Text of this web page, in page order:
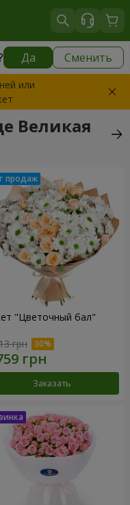
Да Сменить
бесплатно
или
Великая
"Цветочный бал"
грн
Заказать